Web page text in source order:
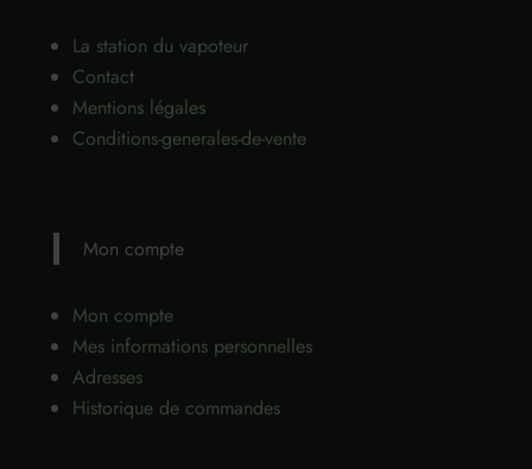
La station du vapoteur
Contact
Mentions légales
Conditions-generales-de-vente
Mon compte
Mon compte
Mes informations personnelles
Adresses
Historique de commandes